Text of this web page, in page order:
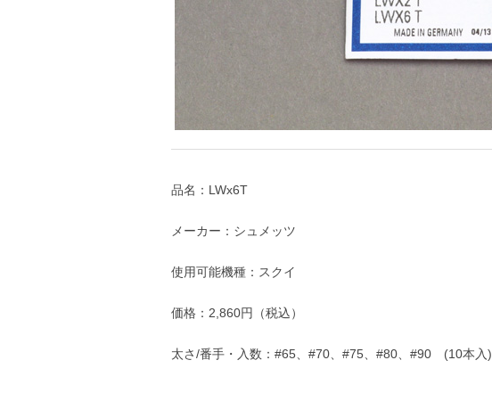
品名：LWx6T
メーカー：シュメッツ
使用可能機種：スクイ
価格：2,860円（税込）
太さ/番手・入数：#65、#70、#75、#80、#90 (10本入)